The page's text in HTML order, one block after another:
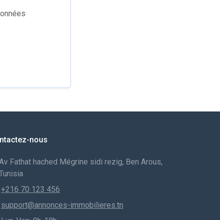
nous
Fathat hached Mégrine sidi rezig, Ben Arous,
+216 70 123 456
support@annonces-immobilieres.tn